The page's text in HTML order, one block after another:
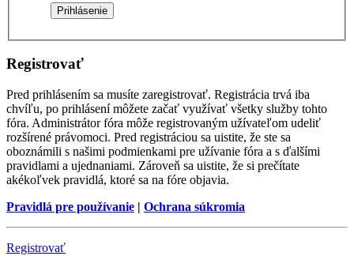
Registrovať
Pred prihlásením sa musíte zaregistrovať. Registrácia trvá iba
chvíľu, po prihlásení môžete začať využívať všetky služby tohto
fóra. Administrátor fóra môže registrovaným užívateľom udeliť
rozšírené právomoci. Pred registráciou sa uistite, že ste sa
oboznámili s našimi podmienkami pre užívanie fóra a s ďalšími
pravidlami a ujednaniami. Zároveň sa uistite, že si prečítate
akékoľvek pravidlá, ktoré sa na fóre objavia.
Pravidlá pre používanie | Ochrana súkromia
Registrovať